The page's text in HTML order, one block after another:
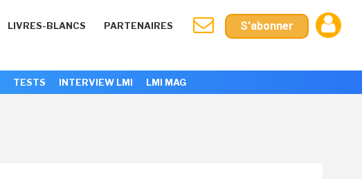
LIVRES-BLANCS PARTENAIRES S'abonner
TESTS INTERVIEW LMI LMI MAG